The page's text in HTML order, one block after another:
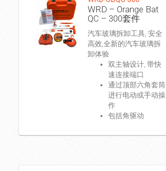
WRD – Orange Bat
QC – 300套件
汽车玻璃拆卸工具, 安全
高效,全新的汽车玻璃拆
卸体验
双主轴设计, 带快
速连接端口
通过顶部六角套筒
进行电动或手动操
作
包括角驱动